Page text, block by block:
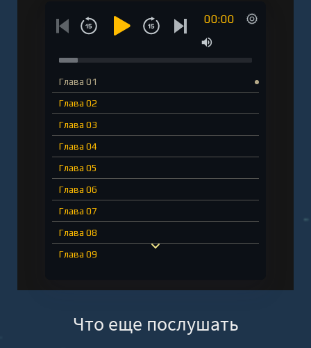
00:00
Глава 01
Глава 02
Глава 03
Глава 04
Глава 05
Глава 06
Глава 07
Глава 08
Глава 09
Глава 12
Что еще послушать